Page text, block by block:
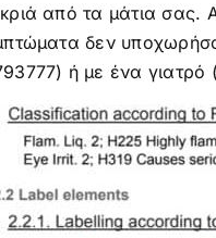
από τα μάτια σας.
δεν
ή με ένα γιατρό